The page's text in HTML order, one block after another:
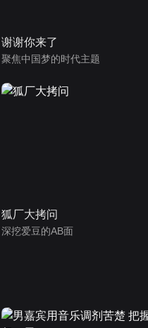
谢谢你来了
聚焦中国梦的时代主题
狐厂大拷问
深挖爱豆的AB面